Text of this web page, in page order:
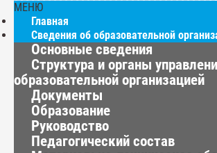
МЕНЮ
Главная
Сведения об образовательной
Основные сведения
Структура и органы
образовательной организацией
Документы
Образование
Руководство
Педагогический состав